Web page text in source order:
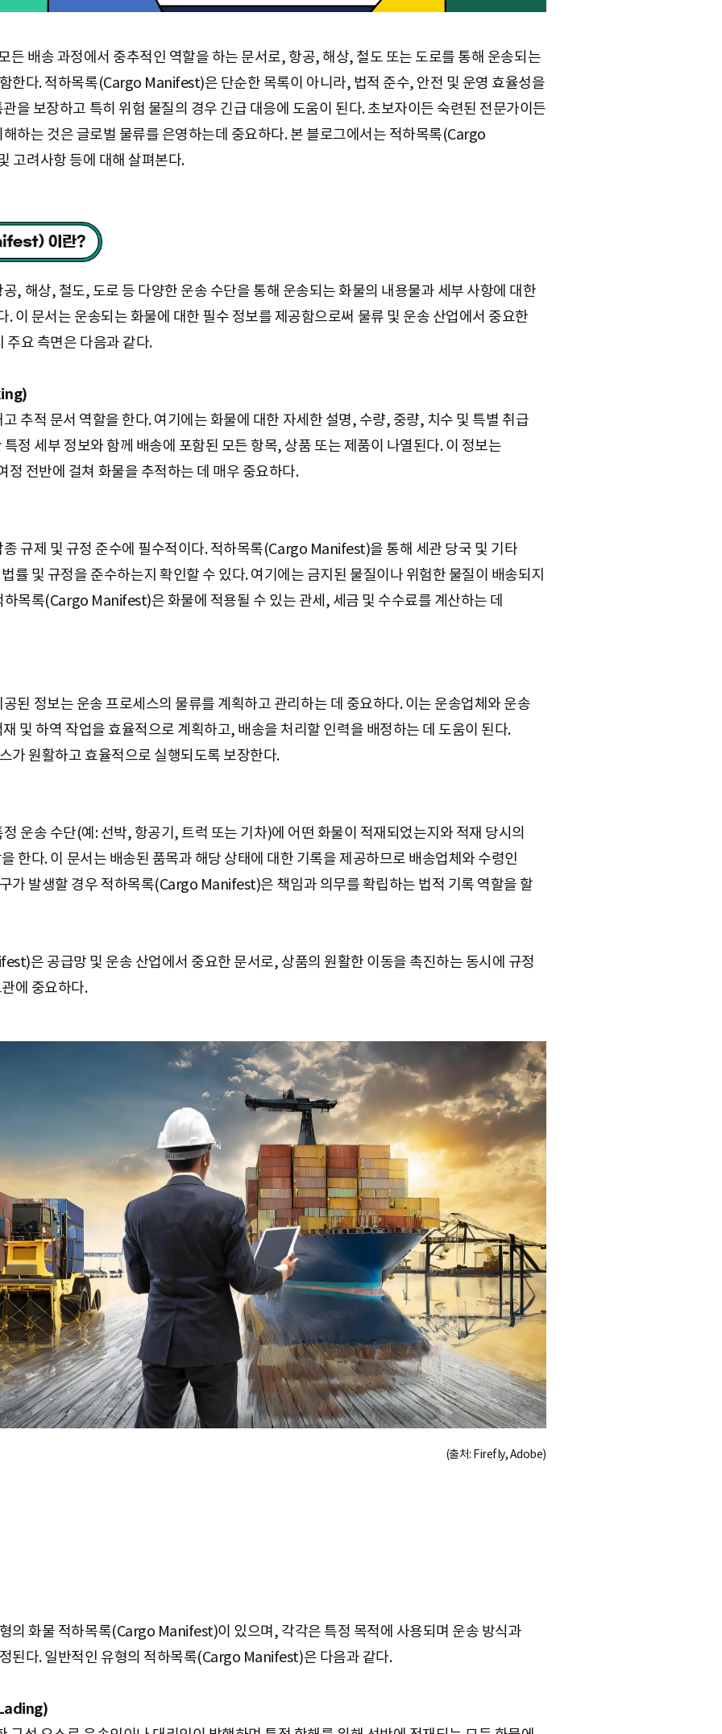
배송 과정에서 중추적인 역할을 하는 문서로, 항공, 해상, 철도 또는 도로를 통해 운송되는
한다. 적하목록(Cargo Manifest)은 단순한 목록이 아니라, 법적 준수, 안전 및 운영 효율성을
을 보장하고 특히 위험 물질의 경우 긴급 대응에 도움이 된다. 초보자이든 숙련된 전문가이든
하는 것은 글로벌 물류를 은영하는데 중요하다. 본 블로그에서는 적하목록(Cargo
고려사항 등에 대해 살펴본다.
, 해상, 철도, 도로 등 다양한 운송 수단을 통해 운송되는 화물의 내용물과 세부 사항에 대한
. 이 문서는 운송되는 화물에 대한 필수 정보를 제공함으로써 물류 및 운송 산업에서 중요한
주요 측면은 다음과 같다.
추적 문서 역할을 한다. 여기에는 화물에 대한 자세한 설명, 수량, 중량, 치수 및 특별 취급
정 세부 정보와 함께 배송에 포함된 모든 항목, 상품 또는 제품이 나열된다. 이 정보는
정 전반에 걸쳐 화물을 추적하는 데 매우 중요하다.
규제 및 규정 준수에 필수적이다. 적하목록(Cargo Manifest)을 통해 세관 당국 및 기타
률 및 규정을 준수하는지 확인할 수 있다. 여기에는 금지된 물질이나 위험한 물질이 배송되지
목록(Cargo Manifest)은 화물에 적용될 수 있는 관세, 세금 및 수수료를 계산하는 데
된 정보는 운송 프로세스의 물류를 계획하고 관리하는 데 중요하다. 이는 운송업체와 운송
및 하역 작업을 효율적으로 계획하고, 배송을 처리할 인력을 배정하는 데 도움이 된다.
가 원활하고 효율적으로 실행되도록 보장한다.
운송 수단(예: 선박, 항공기, 트럭 또는 기차)에 어떤 화물이 적재되었는지와 적재 당시의
한다. 이 문서는 배송된 품목과 해당 상태에 대한 기록을 제공하므로 배송업체와 수령인
가 발생할 경우 적하목록(Cargo Manifest)은 책임과 의무를 확립하는 법적 기록 역할을 할
은 공급망 및 운송 산업에서 중요한 문서로, 상품의 원활한 이동을 촉진하는 동시에 규정
에 중요하다.
(출처: Firefly, Adobe)
의 화물 적하목록(Cargo Manifest)이 있으며, 각각은 특정 목적에 사용되며 운송 방식과
된다. 일반적인 유형의 적하목록(Cargo Manifest)은 다음과 같다.